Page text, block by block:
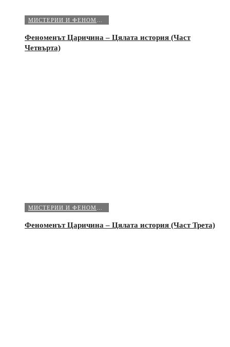
Феноменът Царичина – Цялата история (Част
Четвърта)
Феноменът Царичина – Цялата история (Част Трета)